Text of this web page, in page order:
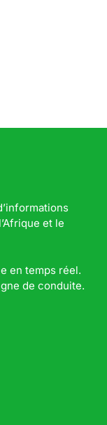
et le
en temps réel.
de conduite.